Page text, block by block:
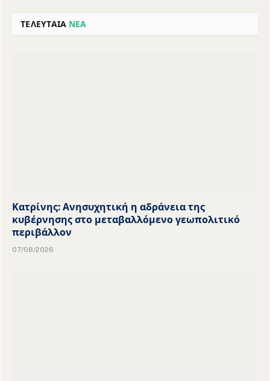
ΤΕΛΕΥΤΑΙΑ ΝΕΑ
Κατρίνης: Ανησυχητική η αδράνεια της
κυβέρνησης στο μεταβαλλόμενο γεωπολιτικό
περιβάλλον
07/08/2026